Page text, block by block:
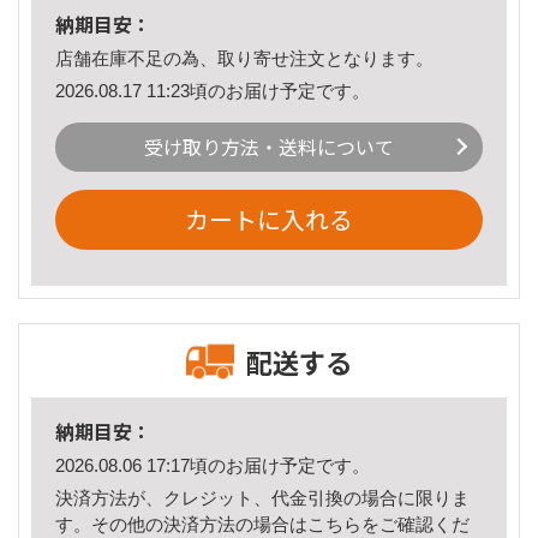
納期目安：
店舗在庫不足の為、取り寄せ注文となります。
2026.08.17 11:23頃のお届け予定です。
受け取り方法・送料について
カートに入れる
配送する
納期目安：
2026.08.06 17:17頃のお届け予定です。
決済方法が、クレジット、代金引換の場合に限りま
す。その他の決済方法の場合はこちら をご確認くだ